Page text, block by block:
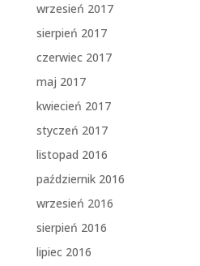
wrzesień 2017
sierpień 2017
czerwiec 2017
maj 2017
kwiecień 2017
styczeń 2017
listopad 2016
październik 2016
wrzesień 2016
sierpień 2016
lipiec 2016